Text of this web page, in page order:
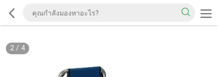
2/ 4